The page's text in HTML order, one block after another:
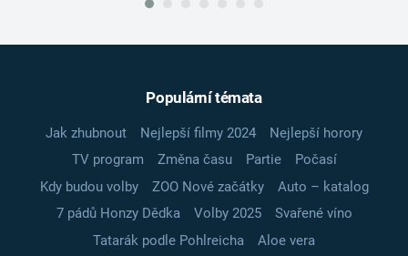
Populární témata
Jak zhubnout Nejlepší filmy 2024
Nejlepší horory
TV program
Změna času Partie
Počasí
Kdy budou volby
ZOO Nové začátky
Auto – katalog
7 pádů Honzy Dědka
Volby 2025
Svařené víno
Tatarák podle Pohlreicha
Aloe vera